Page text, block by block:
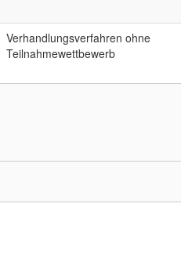
Verhandlungsverfahren ohne
Teilnahmewettbewerb